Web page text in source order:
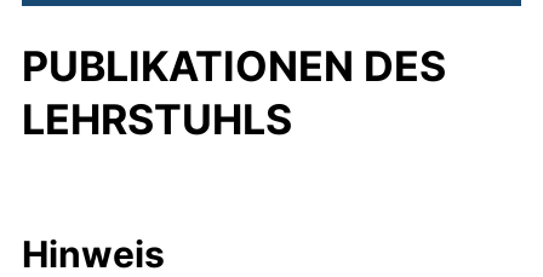
PUBLIKATIONEN DES
LEHRSTUHLS
Hinweis